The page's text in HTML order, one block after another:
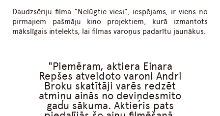
Daudzsēriju filma “Nelūgtie viesi”, iespējams, ir viens no
pirmajiem pašmāju kino projektiem, kurā izmantots
mākslīgais intelekts, lai filmas varoņus padarītu jaunākus.
Piemēram, aktiera Einara
Repšes atveidoto varoni Andri
Broku skatītāji varēs redzēt
atmiņu ainās no deviņdesmito
gadu sākuma. Aktieris pats